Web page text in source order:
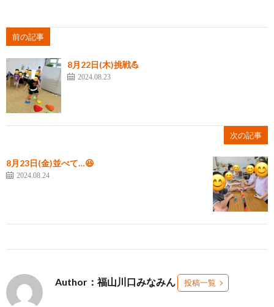
前の記事
8月22日(木)挑戦💪
2024.08.23
次の記事
8月23日(金)並べて…😆
2024.08.24
Author：福山川口みなみん 投稿一覧